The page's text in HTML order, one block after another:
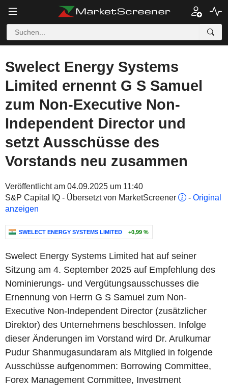
Swelect Energy Systems
Limited ernennt G S Samuel
zum Non-Executive Non-
Independent Director und
setzt Ausschüsse des
Vorstands neu zusammen
Veröffentlicht am 04.09.2025 um 11:40
S&P Capital IQ - Übersetzt von MarketScreener
- Original
anzeigen
SWELECT ENERGY SYSTEMS LIMITED +0,99 %
Swelect Energy Systems Limited hat auf seiner
Sitzung am 4. September 2025 auf Empfehlung des
Nominierungs- und Vergütungsausschusses die
Ernennung von Herrn G S Samuel zum Non-
Executive Non-Independent Director (zusätzlicher
Direktor) des Unternehmens beschlossen. Infolge
dieser Änderungen im Vorstand wird Dr. Arulkumar
Pudur Shanmugasundaram als Mitglied in folgende
Ausschüsse aufgenommen: Borrowing Committee,
Forex Management Committee, Investment